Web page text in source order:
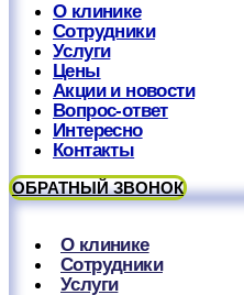
О клинике
Сотрудники
Услуги
Цены
Акции и новости
Вопрос-ответ
Интересно
Контакты
ОБРАТНЫЙ ЗВОНОК
О клинике
Сотрудники
Услуги